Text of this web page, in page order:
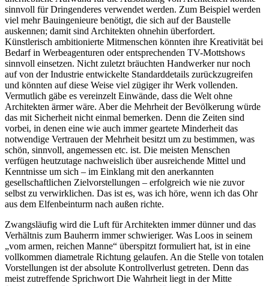
sinnvoll für Dringenderes verwendet werden. Zum Beispiel werden
viel mehr Bauingenieure benötigt, die sich auf der Baustelle
auskennen; damit sind Architekten ohnehin überfordert.
Künstlerisch ambitionierte Mitmenschen könnten ihre Kreativität bei
Bedarf in Werbeagenturen oder entsprechenden TV-Mottshows
sinnvoll einsetzen. Nicht zuletzt bräuchten Handwerker nur noch
auf von der Industrie entwickelte Standarddetails zurückzugreifen
und könnten auf diese Weise viel zügiger ihr Werk vollenden.
Vermutlich gäbe es vereinzelt Einwände, dass die Welt ohne
Architekten ärmer wäre. Aber die Mehrheit der Bevölkerung würde
das mit Sicherheit nicht einmal bemerken. Denn die Zeiten sind
vorbei, in denen eine wie auch immer geartete Minderheit das
notwendige Vertrauen der Mehrheit besitzt um zu bestimmen, was
schön, sinnvoll, angemessen etc. ist. Die meisten Menschen
verfügen heutzutage nachweislich über ausreichende Mittel und
Kenntnisse um sich – im Einklang mit den anerkannten
gesellschaftlichen Zielvorstellungen – erfolgreich wie nie zuvor
selbst zu verwirklichen. Das ist es, was ich höre, wenn ich das Ohr
aus dem Elfenbeinturm nach außen richte.
Zwangsläufig wird die Luft für Architekten immer dünner und das
Verhältnis zum Bauherrn immer schwieriger. Was Loos in seinem
„vom armen, reichen Manne“ überspitzt formuliert hat, ist in eine
vollkommen diametrale Richtung gelaufen. An die Stelle von totalen
Vorstellungen ist der absolute Kontrollverlust getreten. Denn das
meist zutreffende Sprichwort Die Wahrheit liegt in der Mitte